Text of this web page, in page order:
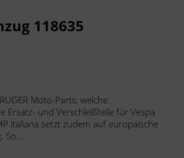
118635
Moto-Parts, welche
Ersatz- und Verschleißteile für Vespa
italiana setzt zudem auf europäische
So...